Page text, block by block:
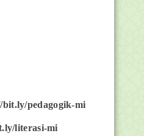
pedagogik-mi
literasi-mi